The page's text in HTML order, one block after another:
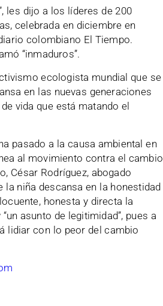
les dijo a los líderes de 200
celebrada en diciembre en
colombiano El Tiempo.
“inmaduros”.
ecologista mundial que se
en las nuevas generaciones
vida que está matando el
pasado a la causa ambiental en
al movimiento contra el cambio
César Rodríguez, abogado
la niña descansa en la honestidad
honesta y directa la
asunto de legitimidad”, pues a
lidiar con lo peor del cambio